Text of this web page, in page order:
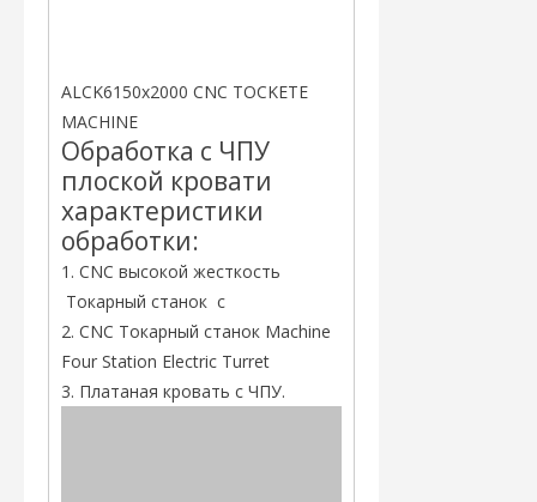
ALCK6150x2000 CNC TOCKETE
MACHINE
Обработка с ЧПУ
плоской кровати
характеристики
обработки:
1. CNC высокой жесткость
Токарный станок с
2. CNC Токарный станок Machine
Four Station Electric Turret
3. Платаная кровать с ЧПУ.